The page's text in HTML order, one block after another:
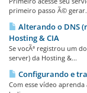
primeiro passo Ã©
Alterando o DNS
Hosting & CIA
Se vocÃª registrou um
server) da Hosting &...
Configurando e
Com esse vídeo